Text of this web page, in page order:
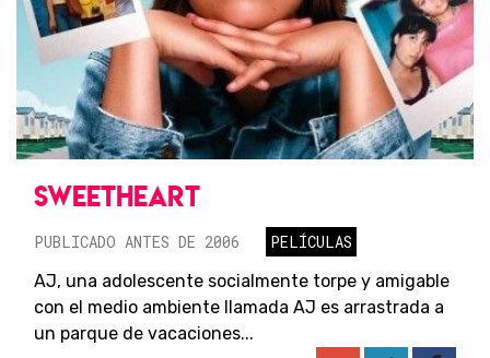
SWEETHEART
PUBLICADO ANTES DE 2006
PELÍCULAS
AJ, una adolescente socialmente torpe y amigable
con el medio ambiente llamada AJ es arrastrada a
un parque de vacaciones...